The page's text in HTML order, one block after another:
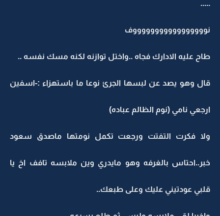
عليه الادارك فجاه ..واختل توازنه لكنه مسك نفسه ..
وهو يصد عن لبسها الجرئ نوعا ما باستهزاء :-اسفين
نامي (نوم الظالم عباده)
فكرت التفتت ورجعت تكمل نومتها ماصدق سعود
بالغرفه وهو مايدري وين ملابسه تافف اخ يا
عودتيني عليك وعلى طبعك..